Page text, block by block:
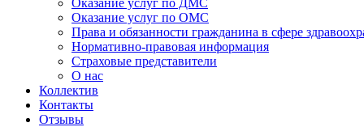
Оказание услуг по ДМС
Оказание услуг по ОМС
Права и обязанности гражданина в сфере
Нормативно-правовая информация
Страховые представители
О нас
Коллектив
Контакты
Отзывы